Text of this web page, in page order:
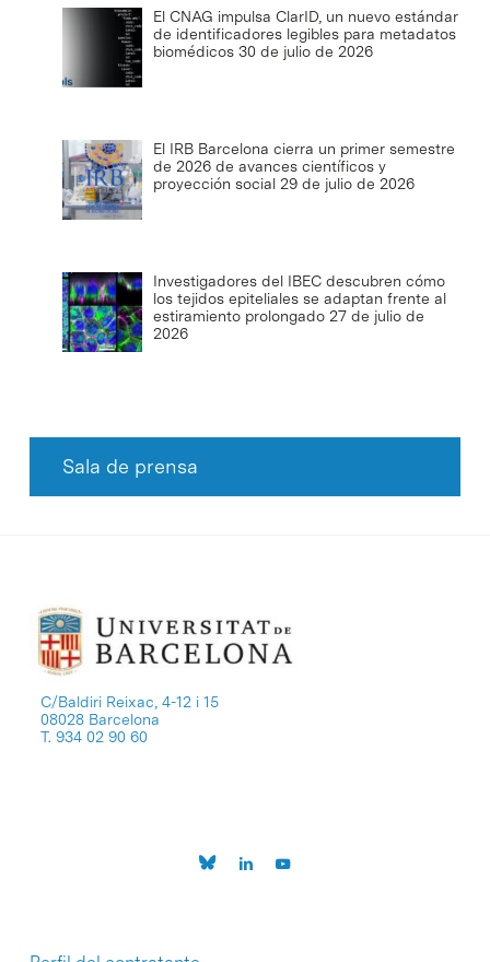
El CNAG impulsa ClarID, un nuevo estándar
de identificadores legibles para metadatos
biomédicos 30 de julio de 2026
El IRB Barcelona cierra un primer semestre
de 2026 de avances científicos y
proyección social 29 de julio de 2026
Investigadores del IBEC descubren cómo
los tejidos epiteliales se adaptan frente al
estiramiento prolongado 27 de julio de
2026
Sala de prensa
C/Baldiri Reixac, 4-12 i 15
08028 Barcelona
T. 934 02 90 60